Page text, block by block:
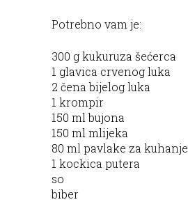
Potrebno vam je:
300 g kukuruza šećerca
1 glavica crvenog luka
2 čena bijelog luka
1 krompir
150 ml bujona
150 ml mlijeka
80 ml pavlake za kuhanje
1 kockica putera
so
biber